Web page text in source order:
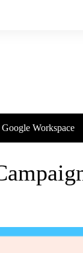
Google Workspace